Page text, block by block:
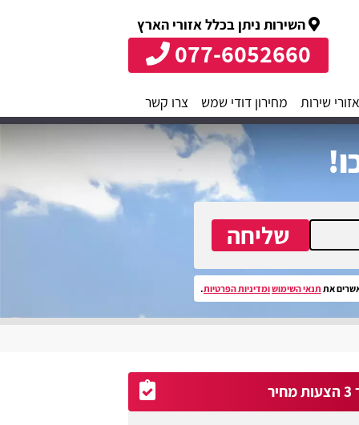
השירות ניתן בכלל אזורי הארץ
077-6052660
אזורי שירות מחירון דודי שמש צרו קשר
שליחה
את תנאי השימושומדיניות הפרטיות.